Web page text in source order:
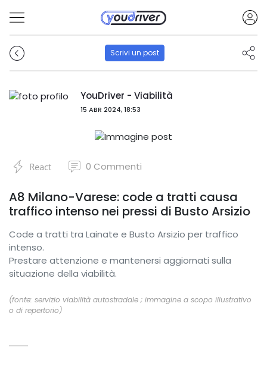
Scrivi un post
YouDriver - Viabilità
15 ABR 2024, 18:53
React 0 Commenti
A8 Milano-Varese: code a tratti causa
traffico intenso nei pressi di Busto Arsizio
Code a tratti tra Lainate e Busto Arsizio per traffico
intenso.
Prestare attenzione e mantenersi aggiornati sulla
situazione della viabilità.
(fonte: servizio viabilità autostradale ; immagine a scopo illustrativo
o di repertorio)